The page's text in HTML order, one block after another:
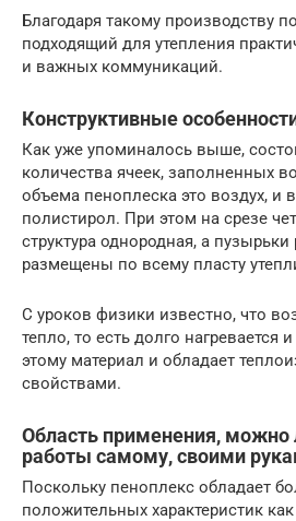
Благодаря такому производству
подходящий для утепления
и важных коммуникаций.
Конструктивные
Как уже упоминалось выше,
количества ячеек, заполненных
объема пеноплеска это воздух, и
полистирол. При этом на срезе
структура однородная, а
размещены по всему пласту
С уроков физики известно, что
тепло, то есть долго нагревается
этому материал и обладает
свойствами.
Область применения, можно
работы самому, своими
Поскольку пеноплекс обладает
положительных характеристик